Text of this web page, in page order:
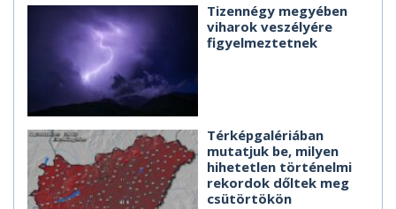
Tizennégy megyében
viharok veszélyére
figyelmeztetnek
Térképgalériában
mutatjuk be, milyen
hihetetlen történelmi
rekordok dőltek meg
csütörtökön